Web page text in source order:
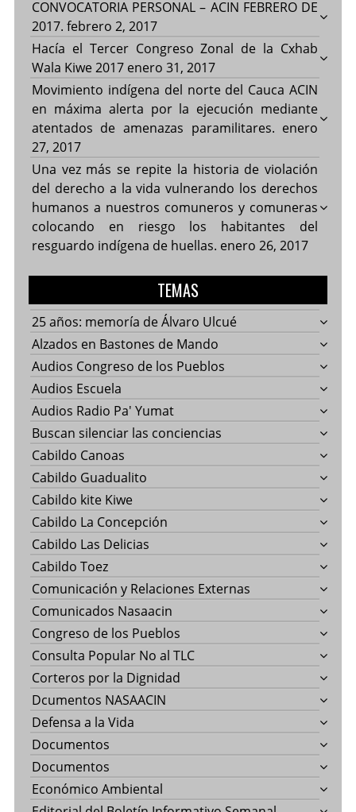
CONVOCATORIA PERSONAL – ACIN FEBRERO DE
2017. febrero 2, 2017
Hacía el Tercer Congreso Zonal de la Cxhab
Wala Kiwe 2017 enero 31, 2017
Movimiento indígena del norte del Cauca ACIN
en máxima alerta por la ejecución mediante
atentados de amenazas paramilitares. enero
27, 2017
Una vez más se repite la historia de violación
del derecho a la vida vulnerando los derechos
humanos a nuestros comuneros y comuneras
colocando en riesgo los habitantes del
resguardo indígena de huellas. enero 26, 2017
TEMAS
25 años: memoría de Álvaro Ulcué
Alzados en Bastones de Mando
Audios Congreso de los Pueblos
Audios Escuela
Audios Radio Pa' Yumat
Buscan silenciar las conciencias
Cabildo Canoas
Cabildo Guadualito
Cabildo kite Kiwe
Cabildo La Concepción
Cabildo Las Delicias
Cabildo Toez
Comunicación y Relaciones Externas
Comunicados Nasaacin
Congreso de los Pueblos
Consulta Popular No al TLC
Corteros por la Dignidad
Dcumentos NASAACIN
Defensa a la Vida
Documentos
Documentos
Económico Ambiental